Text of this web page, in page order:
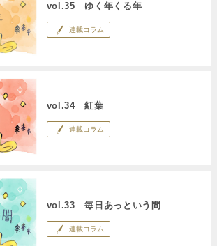
vol.35 ゆく年くる年
連載コラム
vol.34 紅葉
連載コラム
vol.33 毎日あっという間
連載コラム